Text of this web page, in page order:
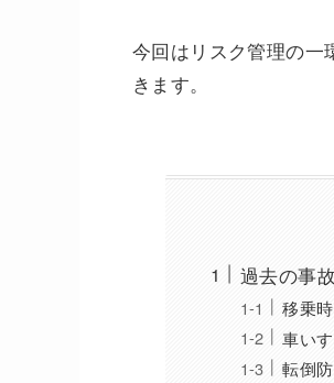
今回はリスク管理の一
きます。
過去の事
移乗
車い
転倒